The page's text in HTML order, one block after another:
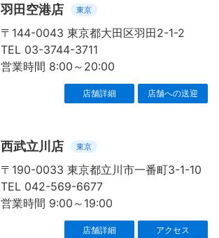
羽田空港店 東京
〒144-0043 東京都大田区羽田2-1-2
TEL 03-3744-3711
営業時間 8:00～20:00
店舗詳細 店舗への送迎
西武立川店 東京
〒190-0033 東京都立川市一番町3-1-10
TEL 042-569-6677
営業時間 9:00～19:00
店舗詳細 アクセス